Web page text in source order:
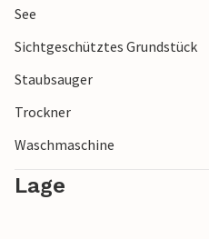
oder kleine Alltagsfreuden –
Abwechslung auf besondere
See
Sichtgeschütztes Grundstück
Staubsauger
Trockner
Waschmaschine
Lage